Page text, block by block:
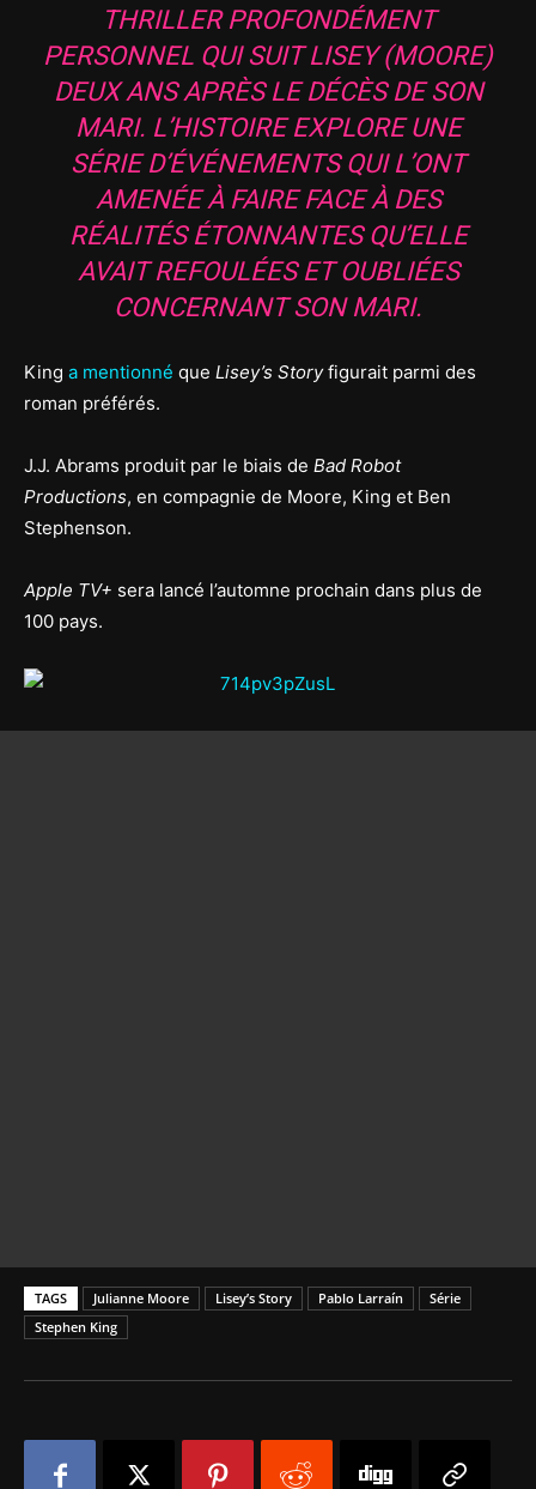
THRILLER PROFONDÉMENT
PERSONNEL QUI SUIT LISEY (MOORE)
DEUX ANS APRÈS LE DÉCÈS DE SON
MARI. L’HISTOIRE EXPLORE UNE
SÉRIE D’ÉVÉNEMENTS QUI L’ONT
AMENÉE À FAIRE FACE À DES
RÉALITÉS ÉTONNANTES QU’ELLE
AVAIT REFOULÉES ET OUBLIÉES
CONCERNANT SON MARI.
King a mentionné que Lisey’s Storyfigurait parmi des
roman préférés.
J.J. Abrams produit par le biais de Bad Robot
Productions, en compagnie de Moore, King et Ben
Stephenson.
Apple TV+ sera lancé l’automne prochain dans plus de
100 pays.
TAGS Julianne Moore Lisey’s Story Pablo Larraín
Série
Stephen King